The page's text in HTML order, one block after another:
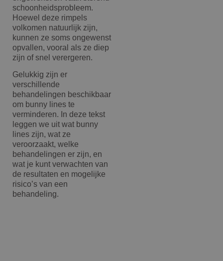
schoonheidsprobleem.
Hoewel deze rimpels
volkomen natuurlijk zijn,
kunnen ze soms ongewenst
opvallen, vooral als ze diep
zijn of snel verergeren.
Gelukkig zijn er
verschillende
behandelingen beschikbaar
om bunny lines te
verminderen. In deze tekst
leggen we uit wat bunny
lines zijn, wat ze
veroorzaakt, welke
behandelingen er zijn, en
wat je kunt verwachten van
de resultaten en mogelijke
risico’s van een
behandeling.